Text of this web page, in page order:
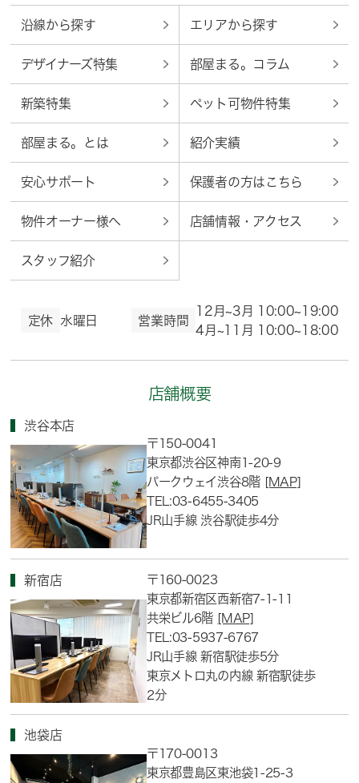
沿線から探す エリアから探す
デザイナーズ特集 部屋まる。コラム
新築特集 ペット可物件特集
部屋まる。とは 紹介実績
安心サポート 保護者の方はこちら
物件オーナー様へ 店舗情報・アクセス
スタッフ紹介
定休 水曜日 営業時間
12月~3月 10:00~19:00
4月~11月 10:00~18:00
店舗概要
渋谷本店
〒150-0041
東京都渋谷区神南1-20-9
パークウェイ渋谷8階 [MAP]
TEL:03-6455-3405
JR山手線 渋谷駅徒歩4分
新宿店
〒160-0023
東京都新宿区西新宿7-1-11
共栄ビル6階 [MAP]
TEL:03-5937-6767
JR山手線 新宿駅徒歩5分
東京メトロ丸の内線 新宿駅徒歩
2分
池袋店
〒170-0013
東京都豊島区東池袋1-25-3